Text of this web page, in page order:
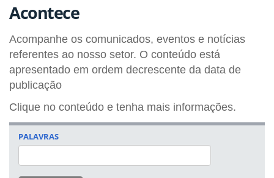
Acontece
Acompanhe os comunicados, eventos e notícias
referentes ao nosso setor. O conteúdo está
apresentado em ordem decrescente da data de
publicação
Clique no conteúdo e tenha mais informações.
PALAVRAS